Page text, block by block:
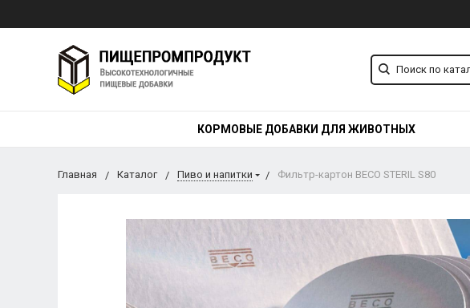
КОРМОВЫЕ ДОБАВКИ ДЛЯ ЖИВОТНЫХ
Главная Каталог Пиво и напитки Фильтр-картон BECO STERIL S80